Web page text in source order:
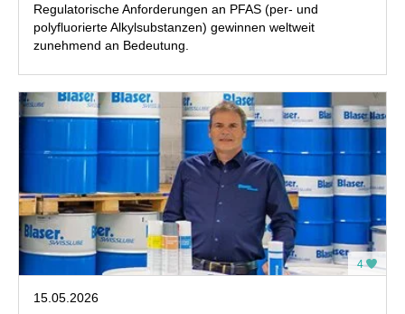
Regulatorische Anforderungen an PFAS (per- und
polyfluorierte Alkylsubstanzen) gewinnen weltweit
zunehmend an Bedeutung.
4
15.05.2026